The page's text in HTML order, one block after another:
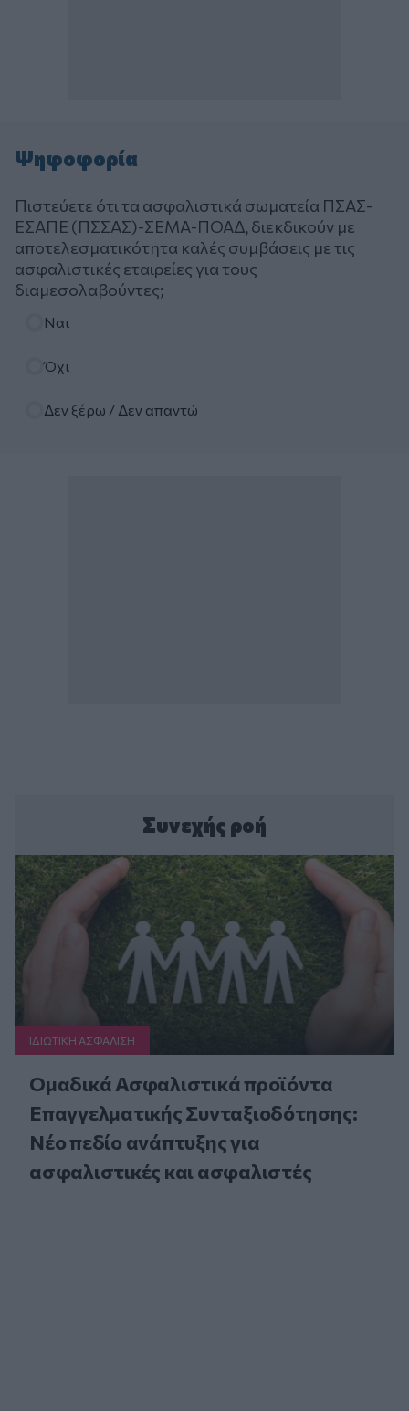
Ψηφοφορία
Πιστεύετε ότι τα ασφαλιστικά σωματεία ΠΣΑΣ-
ΕΣΑΠΕ (ΠΣΣΑΣ)-ΣΕΜΑ-ΠΟΑΔ, διεκδικούν με
αποτελεσματικότητα καλές συμβάσεις με τις
ασφαλιστικές εταιρείες για τους
διαμεσολαβούντες;
Ναι
Όχι
Δεν ξέρω / Δεν απαντώ
Συνεχής ροή
ΙΔΙΩΤΙΚΗ ΑΣΦAΛΙΣΗ
Ομαδικά Ασφαλιστικά προϊόντα
Επαγγελματικής Συνταξιοδότησης:
Νέο πεδίο ανάπτυξης για
ασφαλιστικές και ασφαλιστές